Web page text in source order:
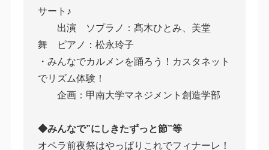
サート♪
出演 ソプラノ：髙木ひとみ、美堂
舞 ピアノ：松永玲子
・みんなでカルメンを踊ろう！カスタネット
でリズム体験！
企画：甲南大学マネジメント創造学部
◆みんなで”にしきたずっと節”等
オペラ前夜祭はやっぱりこれでフィナーレ！